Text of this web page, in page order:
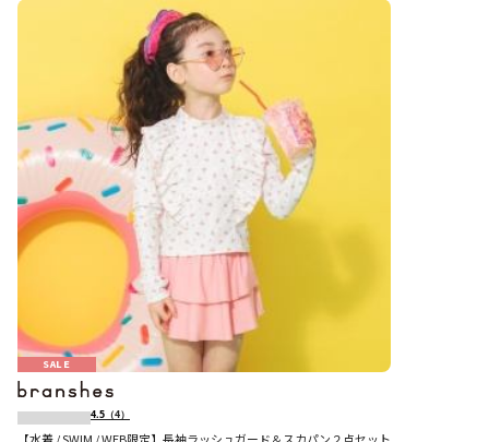
SALE
4.5 （4）
【水着 / SWIM / WEB限定】長袖ラッシュガード＆スカパン２点セット